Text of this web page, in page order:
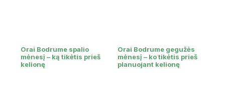
Orai Bodrume spalio
mėnesį – ką tikėtis prieš
kelionę
Orai Bodrume gegužės
mėnesį – ko tikėtis prieš
planuojant kelionę